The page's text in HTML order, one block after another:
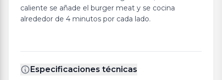
caliente se añade el burger meat y se cocina
alrededor de 4 minutos por cada lado.
Especificaciones técnicas